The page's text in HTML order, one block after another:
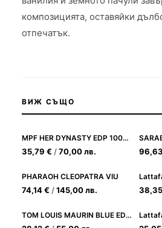
композицията, оставяйки
отпечатък.
ВИЖ СЪЩО
MPF HER DYNASTY EDP 100ML
35,79 € /70,00лв. 96,63
PHARAOH CLEOPATRA VIU
74,14€ /145,00лв. 38,35
TOM LOUIS MAURIN BLUE EDP 100ML